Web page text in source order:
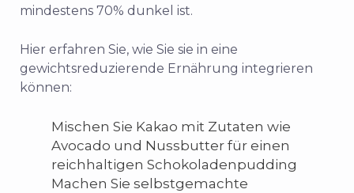
mindestens 70% dunkel ist.
Hier erfahren Sie, wie Sie sie in eine
gewichtsreduzierende Ernährung integrieren
können:
Mischen Sie Kakao mit Zutaten wie
Avocado und Nussbutter für einen
reichhaltigen Schokoladenpudding
Machen Sie selbstgemachte